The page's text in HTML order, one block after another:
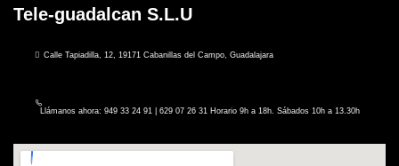
Tele-guadalcan S.L.U
Calle Tapiadilla, 12, 19171 Cabanillas del Campo, Guadalajara
Llámanos ahora: 949 33 24 91 | 629 07 26 31 Horario 9h a 18h. Sábados 10h a 13.30h